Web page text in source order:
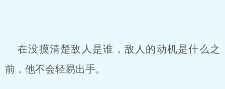
在没摸清楚敌人是谁，敌人的动机是什么之
前，他不会轻易出手。